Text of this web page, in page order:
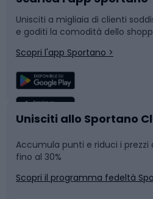
Corsa
Sport di squadra
Caschi da ciclismo
Skitouring
Snowboard
Camminata nordica
Nuoto
Pattinaggio
Unisciti a migliaia di clienti
e goditi la comodità dello
Scopri l'app Sportano >
Unisciti allo Sportano
Accumula punti e riduci i prezzi
fino al 30%
Scopri il programma fedeltà